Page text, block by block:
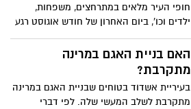
חופי העיר מלאים במתרחצים, משפחות,
ילדים וכו', ביום האחרון של חודש אוגוסט רגע
לפני החזרה לשגרה. אורי קריספין צלמנו, יחד
עם אלדה נתנאל סיירו בחופי העיר והביאו
לכם את האווירה הקיצית של סיום החופש
האם בניית האגם במרינה
מתקרבת?
בעיריית אשדוד בטוחים שבניית האגם במרינה
מתקרבת לשלב המעשי שלה. לפי דברי